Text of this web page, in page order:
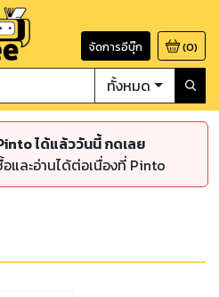
จัดการอีบุ๊ก (0)
ทั้งหมด
ได้แล้ววันนี้ กดเลย
และอ่านได้ต่อเนื่องที่ Pinto